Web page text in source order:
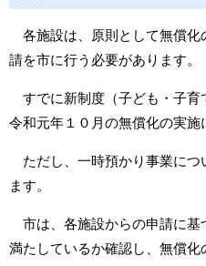
各施設は、原則として無償化
請を市に行う必要があります。
すでに新制度（子ども・子育
令和元年１０月の無償化の実施
ただし、一時預かり事業につ
ます。
市は、各施設からの申請に基
満たしているか確認し、無償化